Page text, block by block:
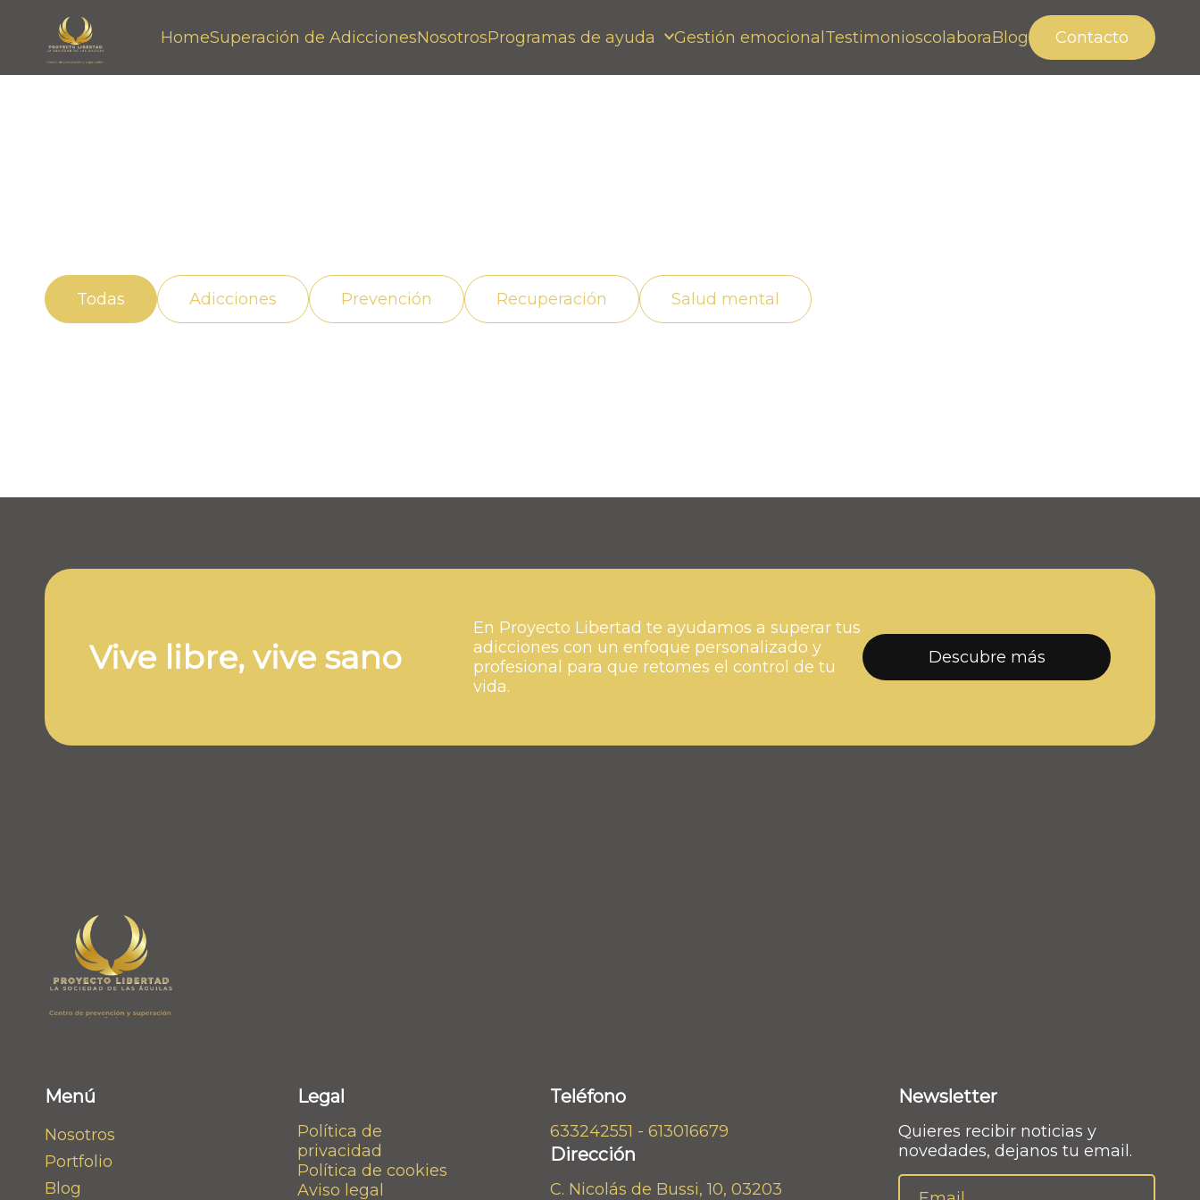
HomeSuperación de AdiccionesNosotrosProgramas de ayuda Gestión emocional TestimonioscolaboraBlog Contacto
Todas Adicciones Prevención Recuperación Salud mental
Vive libre, vive sano
En Proyecto Libertad te ayudamos a superar tus
adicciones con un enfoque personalizado y
profesional para que retomes el control de tu
vida.
Descubre más
Menú
Nosotros
Portfolio
Blog
Legal
Política de
privacidad
Política de cookies
Aviso legal
Teléfono
633242551 - 613016679
Dirección
C. Nicolás de Bussi, 10, 03203
Newsletter
Quieres recibir noticias y
novedades, dejanos tu email.